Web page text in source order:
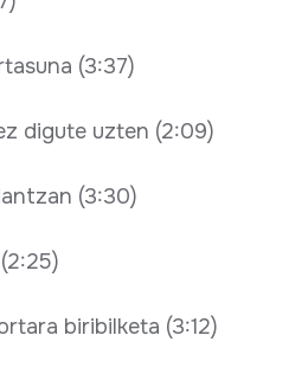
(3:37)
digute uzten (2:09)
(3:30)
biribilketa (3:12)